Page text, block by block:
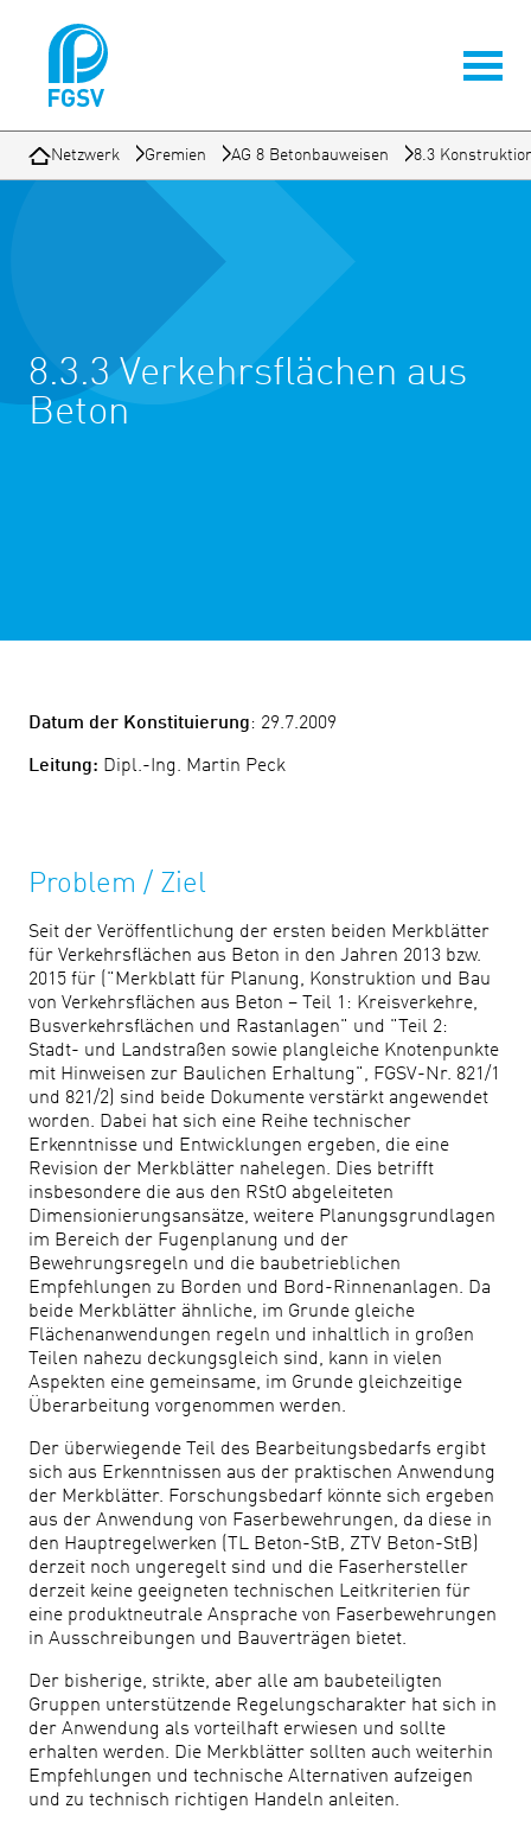
Netzwerk Gremien AG 8 Betonbauweisen 8.3
8.3.3 Verkehrsflächen aus
Beton
Datum der Konstituierung: 29.7.2009
Leitung: Dipl.-Ing. Martin Peck
Problem / Ziel
Seit der Veröffentlichung der ersten beiden Merkblätter
für Verkehrsflächen aus Beton in den Jahren 2013 bzw.
2015 für ("Merkblatt für Planung, Konstruktion und Bau
von Verkehrsflächen aus Beton – Teil 1: Kreisverkehre,
Busverkehrsflächen und Rastanlagen" und "Teil 2:
Stadt- und Landstraßen sowie plangleiche Knotenpunkte
mit Hinweisen zur Baulichen Erhaltung", FGSV-Nr. 821/1
und 821/2) sind beide Dokumente verstärkt angewendet
worden. Dabei hat sich eine Reihe technischer
Erkenntnisse und Entwicklungen ergeben, die eine
Revision der Merkblätter nahelegen. Dies betrifft
insbesondere die aus den RStO abgeleiteten
Dimensionierungsansätze, weitere Planungsgrundlagen
im Bereich der Fugenplanung und der
Bewehrungsregeln und die baubetrieblichen
Empfehlungen zu Borden und Bord-Rinnenanlagen. Da
beide Merkblätter ähnliche, im Grunde gleiche
Flächenanwendungen regeln und inhaltlich in großen
Teilen nahezu deckungsgleich sind, kann in vielen
Aspekten eine gemeinsame, im Grunde gleichzeitige
Überarbeitung vorgenommen werden.
Der überwiegende Teil des Bearbeitungsbedarfs ergibt
sich aus Erkenntnissen aus der praktischen Anwendung
der Merkblätter. Forschungsbedarf könnte sich ergeben
aus der Anwendung von Faserbewehrungen, da diese in
den Hauptregelwerken (TL Beton-StB, ZTV Beton-StB)
derzeit noch ungeregelt sind und die Faserhersteller
derzeit keine geeigneten technischen Leitkriterien für
eine produktneutrale Ansprache von Faserbewehrungen
in Ausschreibungen und Bauverträgen bietet.
Der bisherige, strikte, aber alle am baubeteiligten
Gruppen unterstützende Regelungscharakter hat sich in
der Anwendung als vorteilhaft erwiesen und sollte
erhalten werden. Die Merkblätter sollten auch weiterhin
Empfehlungen und technische Alternativen aufzeigen
und zu technisch richtigen Handeln anleiten.